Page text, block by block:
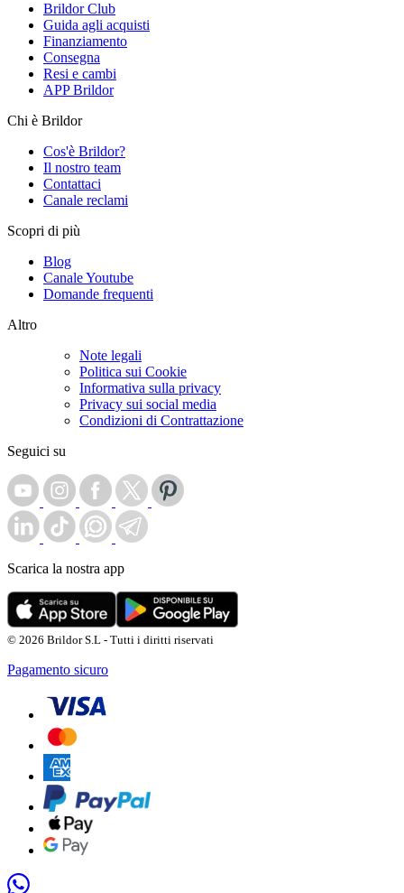
Brildor Club
Guida agli acquisti
Finanziamento
Consegna
Resi e cambi
APP Brildor
Chi è Brildor
Cos'è Brildor?
Il nostro team
Contattaci
Canale reclami
Scopri di più
Blog
Canale Youtube
Domande frequenti
Altro
Note legali
Politica sui Cookie
Informativa sulla privacy
Privacy sui social media
Condizioni di Contrattazione
Seguici su
Scarica la nostra app
© 2026 Brildor S.L - Tutti i diritti riservati
Pagamento sicuro